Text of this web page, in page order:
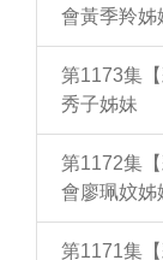
會黃季羚姊
第1173集
秀子姊妹
第1172集
會廖珮妏姊
第1171集